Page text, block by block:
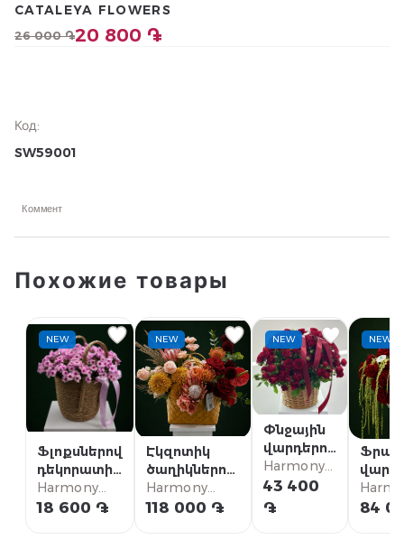
26 000 ֏20 800 ֏
CATALEYA FLOWERS
Код:
SW59001
Коммент
Похожие товары
NEW
Ֆլոքսներով
դեկորատիվ
զամբյուղ
Harmony
Flowers
18 600 ֏
NEW
Էկզոտիկ
ծաղիկներով
կոմպոզիցիա
Harmony
Flowers
118 000 ֏
NEW
Փնջային
վարդերով
շքեղ
զամբյուղ
Harmony
Flowers
43 400
֏
NEW
շքեղ
84